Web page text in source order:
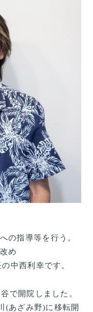
の指導等を行う。
め
中西利幸です。
で開院しました。
(あざみ野)に移転開